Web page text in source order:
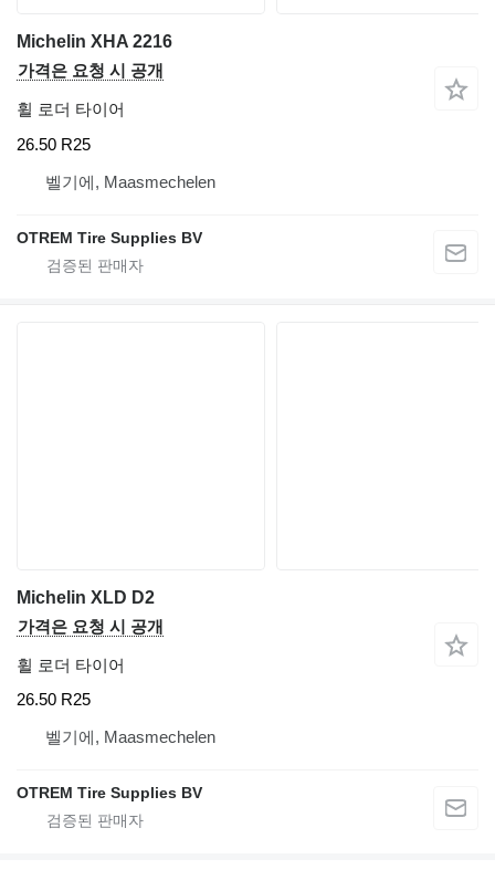
Michelin XHA 2216
가격은 요청 시 공개
휠 로더 타이어
26.50 R25
벨기에, Maasmechelen
OTREM Tire Supplies BV
Michelin XLD D2
가격은 요청 시 공개
휠 로더 타이어
26.50 R25
벨기에, Maasmechelen
OTREM Tire Supplies BV